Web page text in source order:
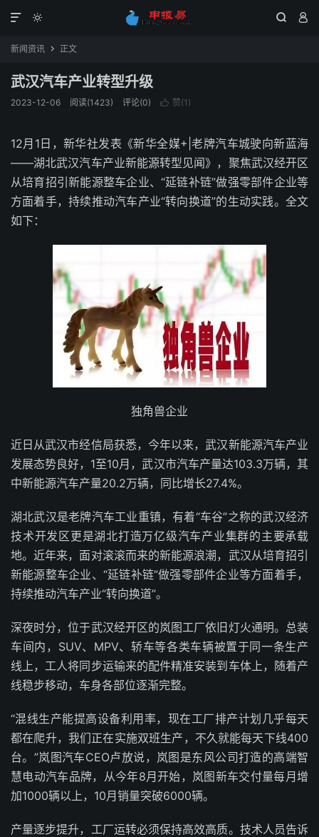
  

新闻资讯  正文
武汉汽车产业转型升级
2023-12-06 阅读(1423) 评论(0)  赞(1 )
12月1日，新华社发表《新华全媒+|老牌汽车城驶向新蓝海
——湖北武汉汽车产业新能源转型见闻》，聚焦武汉经开区
从培育招引新能源整车企业、“延链补链”做强零部件企业等
方面着手，持续推动汽车产业“转向换道”的生动实践。全文
如下：
独角兽企业
近日从武汉市经信局获悉，今年以来，武汉新能源汽车产业
发展态势良好，1至10月，武汉市汽车产量达103.3万辆，其
中新能源汽车产量20.2万辆，同比增长27.4%。
湖北武汉是老牌汽车工业重镇，有着“车谷”之称的武汉经济
技术开发区更是湖北打造万亿级汽车产业集群的主要承载
地。近年来，面对滚滚而来的新能源浪潮，武汉从培育招引
新能源整车企业、“延链补链”做强零部件企业等方面着手，
持续推动汽车产业“转向换道”。
深夜时分，位于武汉经开区的岚图工厂依旧灯火通明。总装
车间内，SUV、MPV、轿车等各类车辆被置于同一条生产
线上，工人将同步运输来的配件精准安装到车体上，随着产
线稳步移动，车身各部位逐渐完整。
“混线生产能提高设备利用率，现在工厂排产计划几乎每天
都在爬升，我们正在实施双班生产，不久就能每天下线400
台。”岚图汽车CEO卢放说，岚图是东风公司打造的高端智
慧电动汽车品牌，从今年8月开始，岚图新车交付量每月增
加1000辆以上，10月销量突破6000辆。
产量逐步提升，工厂运转必须保持高效高质。技术人员告诉